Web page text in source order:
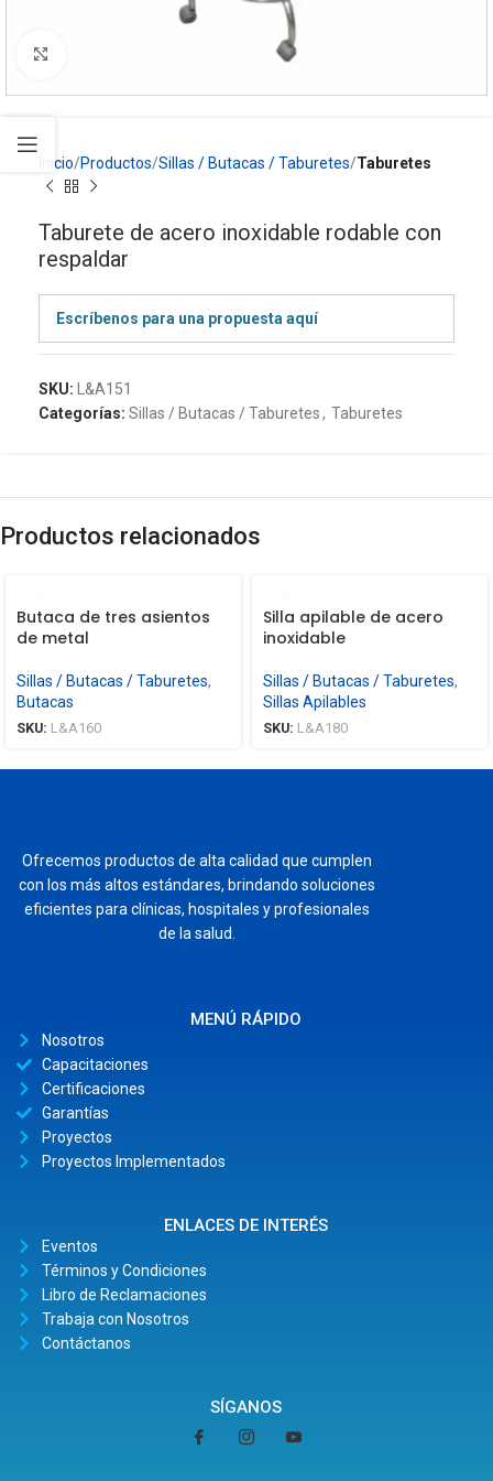
Inicio Productos Sillas / Butacas / Taburetes Taburetes
Taburete de acero inoxidable rodable con
respaldar
Escríbenos para una propuesta aquí
SKU:
L&A151
Categorías: Sillas / Butacas / Taburetes, Taburetes
Productos relacionados
Butaca de tres asientos
de metal
Sillas / Butacas / Taburetes,
Butacas
SKU: L&A160
Silla apilable de acero
inoxidable
Sillas / Butacas / Taburetes,
Sillas Apilables
SKU: L&A180
Ofrecemos productos de alta calidad que cumplen
con los más altos estándares, brindando soluciones
eficientes para clínicas, hospitales y profesionales
de la salud.
MENÚ RÁPIDO
Nosotros
Capacitaciones
Certificaciones
Garantías
Proyectos
Proyectos Implementados
ENLACES DE INTERÉS
Eventos
Términos y Condiciones
Libro de Reclamaciones
Trabaja con Nosotros
Contáctanos
SÍGANOS